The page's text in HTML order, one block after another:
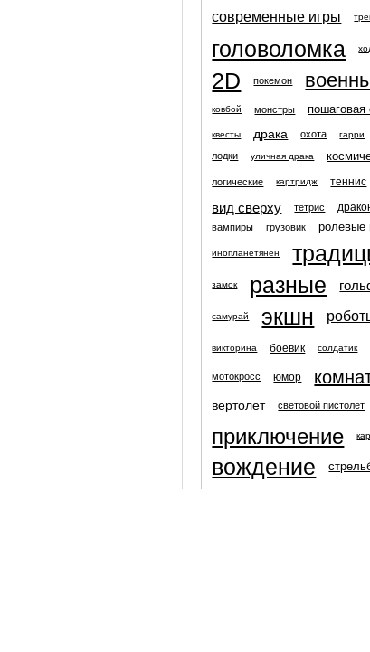
современные игры
головоломка
2D покемон
ковбой монстры пошаговая
квесты драка охота гарри
лодки уличная драка
логические картридж теннис
вид сверху тетрис
вампиры
грузовик ролевые
инопланетянен
замок разные
самурай экшн
викторина боевик солдатик
мотокросс юмор
вертолет световой пистолет
приключение
вождение